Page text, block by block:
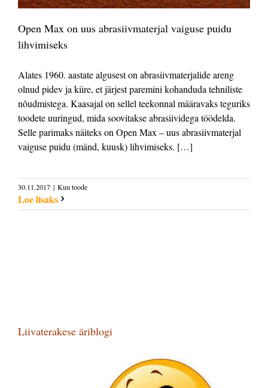
Open Max on uus abrasiivmaterjal vaiguse puidu
lihvimiseks
Alates 1960. aastate algusest on abrasiivmaterjalide areng
olnud pidev ja kiire, et järjest paremini kohanduda tehniliste
nõudmistega. Kaasajal on sellel teekonnal määravaks teguriks
toodete uuringud, mida soovitakse abrasiividega töödelda.
Selle parimaks näiteks on Open Max – uus abrasiivmaterjal
vaiguse puidu (mänd, kuusk) lihvimiseks. […]
30.11.2017 | Kuu toode
Loe lisaks
Liivaterakese äriblogi